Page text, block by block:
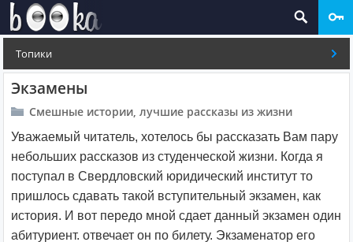
Топики
Экзамены
Смешные истории, лучшие рассказы из жизни
Уважаемый читатель, хотелось бы рассказать Вам пару
небольших рассказов из студенческой жизни. Когда я
поступал в Свердловский юридический институт то
пришлось сдавать такой вступительный экзамен, как
история. И вот передо мной сдает данный экзамен один
абитуриент. отвечает он по билету. Экзаменатор его